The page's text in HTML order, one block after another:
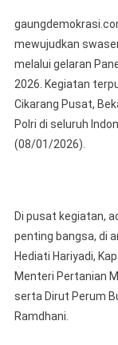
mewujudkan
melalui gelaran
2026. Kegiatan
Cikarang Pusat,
Polri di seluruh
(08/01/2026).
Di pusat kegiatan,
penting bangsa, di
Hediati Hariyadi,
Menteri Pertanian
serta Dirut Perum
Ramdhani.